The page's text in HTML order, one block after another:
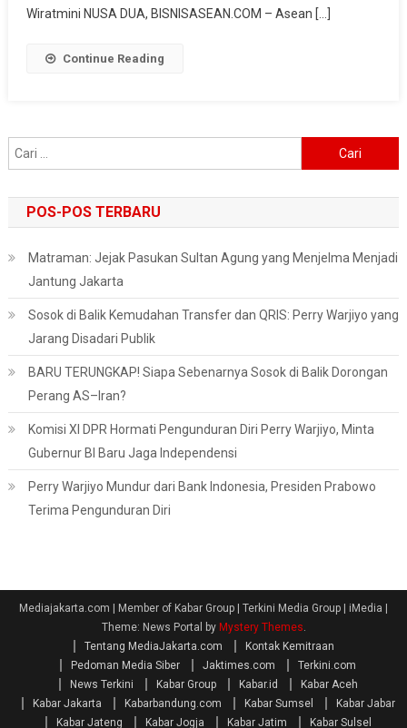
Berlaku
Wiratmini NUSA DUA, BISNISASEAN.COM – Asean […]
Continue Reading
untuk:
POS-POS TERBARU
Matraman: Jejak Pasukan Sultan Agung yang Menjelma Menjadi
Jantung Jakarta
Sosok di Balik Kemudahan Transfer dan QRIS: Perry Warjiyo yang
Jarang Disadari Publik
BARU TERUNGKAP! Siapa Sebenarnya Sosok di Balik Dorongan
Perang AS–Iran?
Komisi XI DPR Hormati Pengunduran Diri Perry Warjiyo, Minta
Gubernur BI Baru Jaga Independensi
Perry Warjiyo Mundur dari Bank Indonesia, Presiden Prabowo
Terima Pengunduran Diri
Mediajakarta.com | Member of Kabar Group | Terkini Media Group | iMedia
Theme: News Portal by Mystery Themes.
Tentang MediaJakarta.com
Kontak Kemitraan
Pedoman Media Siber
Jaktimes.com
Terkini.com
News Terkini
Kabar Group Kabar.id
Kabar Aceh
Kabar Jakarta
Kabarbandung.com Kabar Sumsel
Kabar Jabar
Kabar Jateng
Kabar Jogja Kabar Jatim Kabar Sulsel